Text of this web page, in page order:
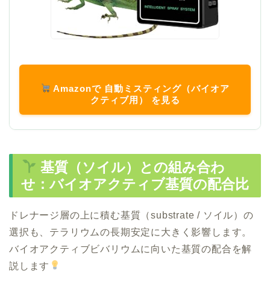
Amazonで 自動ミスティング（バイオア
クティブ用） を見る
基質（ソイル）との組み合わ
せ：バイオアクティブ基質の配合比
ドレナージ層の上に積む基質（substrate / ソイル）の
選択も、テラリウムの長期安定に大きく影響します。
バイオアクティブビバリウムに向いた基質の配合を解
説します